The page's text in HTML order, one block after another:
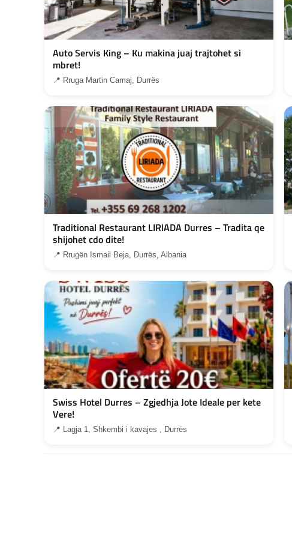
Auto Servis King – Ku makina juaj trajtohet si
mbret!
📍 Rruga Martin Camaj, Durrës
Traditional Restaurant LIRIADA Durres – Tradita qe
shijohet cdo dite!
📍 Rrugën Ismail Beja, Durrës, Albania
Swiss Hotel Durres – Zgjedhja Jote Ideale per kete
Vere!
📍 Lagja 1, Shkembi i kavajes , Durrës